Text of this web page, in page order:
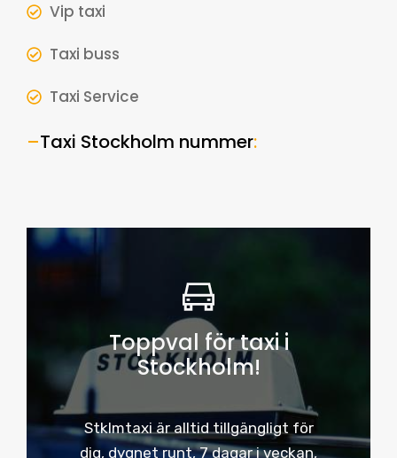
Vip taxi
Taxi buss
Taxi Service
–Taxi Stockholm nummer:
Toppval för taxi i
Stockholm!
Stklmtaxi är alltid tillgängligt för
dig, dygnet runt, 7 dagar i veckan,